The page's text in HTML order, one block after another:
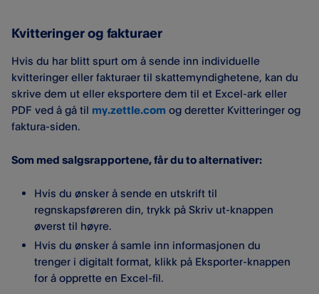
Kvitteringer og fakturaer
Hvis du har blitt spurt om å sende inn individuelle
kvitteringer eller fakturaer til skattemyndighetene, kan du
skrive dem ut eller eksportere dem til et Excel-ark eller
PDF ved å gå til my.zettle.com og deretter Kvitteringer og
faktura-siden.
Som med salgsrapportene, får du to alternativer:
Hvis du ønsker å sende en utskrift til
regnskapsføreren din, trykk på Skriv ut-knappen
øverst til høyre.
Hvis du ønsker å samle inn informasjonen du
trenger i digitalt format, klikk på Eksporter-knappen
for å opprette en Excel-fil.